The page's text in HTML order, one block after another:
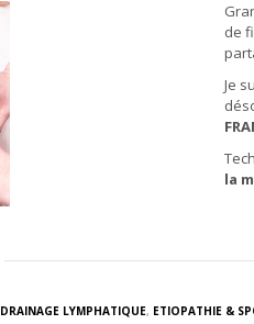
de
Je
la
DRAINAGE LYMPHATIQUE, ETIOPATHIE &